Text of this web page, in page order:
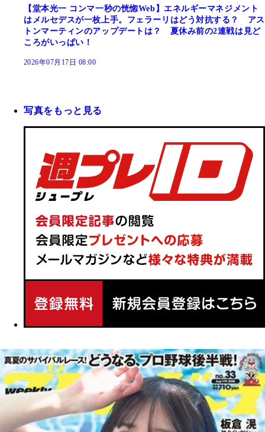
【堂本光一 コンマ一秒の恍惚Web】エネルギーマネジメント
はメルセデスが一枚上手。フェラーリはどう対抗する？ アス
トンマーティンのアップデートは？ 夏休み前の2連戦は見ど
ころがいっぱい！
2026年07月17日 08:00
写真をもっと見る